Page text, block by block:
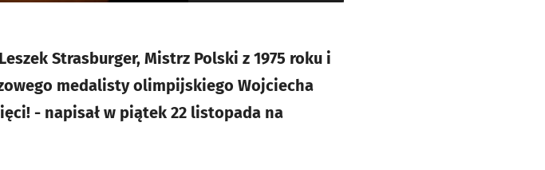
Strasburger, Mistrz Polski z 1975 roku i
medalisty olimpijskiego Wojciecha
- napisał w piątek 22 listopada na